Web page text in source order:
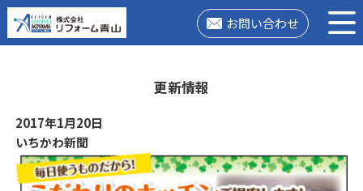
お問い合わせ
更新情報
2017年1月20日
いちかわ新聞